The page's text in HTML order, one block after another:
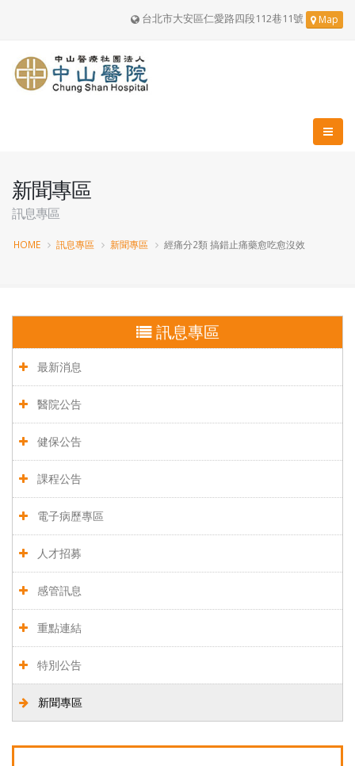
台北市大安區仁愛路四段112巷11號 Map
新聞專區
訊息專區
HOME 訊息專區 新聞專區 經痛分2類 搞錯止痛藥愈吃愈沒效
訊息專區
最新消息
醫院公告
健保公告
課程公告
電子病歷專區
人才招募
感管訊息
重點連結
特別公告
新聞專區